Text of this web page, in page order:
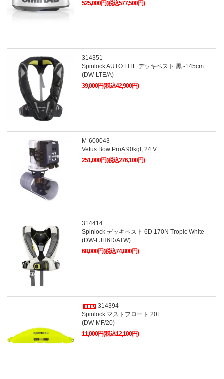
525,000円(税込577,500円)
314351
Spinlock AUTO LITE デッキベスト 黒 -145cm
(DW-LTE/A)
39,000円(税込42,900円)
M-600043
Vetus Bow ProA 90kgf, 24 V
251,000円(税込276,100円)
314414
Spinlock デッキベスト 6D 170N Tropic White
(DW-LJH6D/ATW)
68,000円(税込74,800円)
314394
Spinlock マストフロート 20L
(DW-MF/20)
11,000円(税込12,100円)